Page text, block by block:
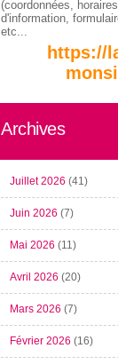
(coordonnées,
d'information,
etc...
https://
Archives
Juillet 2026 (41)
Juin 2026 (7)
Mai 2026 (11)
Avril 2026 (20)
Mars 2026 (7)
Février 2026 (16)